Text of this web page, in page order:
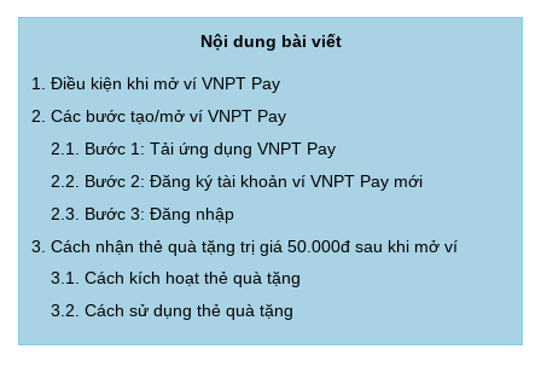
Nội dung bài viết
1. Điều kiện khi mở ví VNPT Pay
2. Các bước tạo/mở ví VNPT Pay
2.1. Bước 1: Tải ứng dụng VNPT Pay
2.2. Bước 2: Đăng ký tài khoản ví VNPT Pay mới
2.3. Bước 3: Đăng nhập
3. Cách nhận thẻ quà tặng trị giá 50.000đ sau khi mở ví
3.1. Cách kích hoạt thẻ quà tặng
3.2. Cách sử dụng thẻ quà tặng